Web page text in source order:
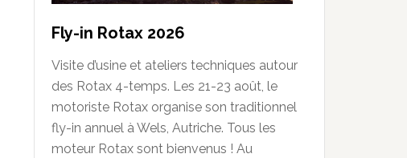
Fly-in Rotax 2026
Visite d’usine et ateliers techniques autour
des Rotax 4-temps. Les 21-23 août, le
motoriste Rotax organise son traditionnel
fly-in annuel à Wels, Autriche. Tous les
moteur Rotax sont bienvenus ! Au